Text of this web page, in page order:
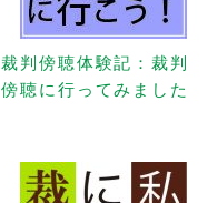
裁判傍聴体験記：裁判
傍聴に行ってみました